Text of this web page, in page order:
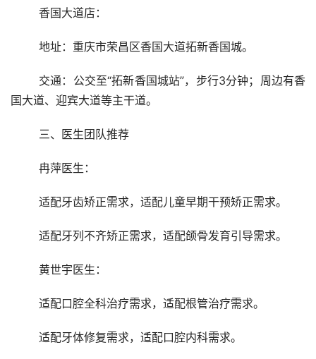
	香国大道店：
	地址：重庆市荣昌区香国大道拓新香国城。
国大道、迎宾大道等主干道。
	三、医生团队推荐
	冉萍医生：
	适配牙齿矫正需求，适配儿童早期干预矫正需求。
	适配牙列不齐矫正需求，适配颌骨发育引导需求。
	黄世宇医生：
	适配口腔全科治疗需求，适配根管治疗需求。
	适配牙体修复需求，适配口腔内科需求。